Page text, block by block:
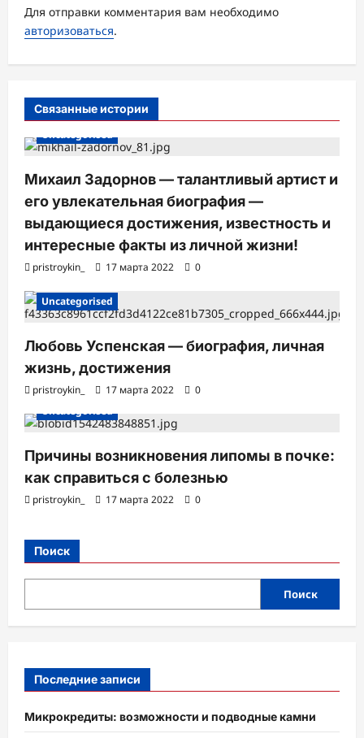
а
п
и
Для отправки комментария вам необходимо
авторизоваться.
Связанные истории
Uncategorised
Михаил Задорнов — талантливый артист и
его увлекательная биография —
выдающиеся достижения, известность и
интересные факты из личной жизни!
pristroykin_ 17 марта 2022 0
Uncategorised
Любовь Успенская — биография, личная
жизнь, достижения
pristroykin_ 17 марта 2022
0
Uncategorised
Причины возникновения липомы в почке:
как справиться с болезнью
pristroykin_ 17 марта 2022 0
Поиск
Поиск
Последние записи
Микрокредиты: возможности и подводные камни